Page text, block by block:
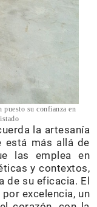
puesto su confianza en
la artesanía
está más allá de
las emplea en
y contextos,
de su eficacia. El
excelencia, un